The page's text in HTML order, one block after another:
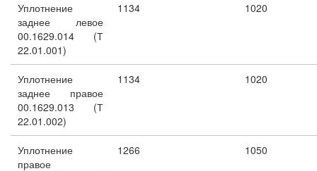
Уплотнение
заднее левое
00.1629.014 (Т
22.01.001)
1134 1020
Уплотнение
заднее правое
00.1629.013 (Т
22.01.002)
1134 1020
Уплотнение
правое
1266 1050